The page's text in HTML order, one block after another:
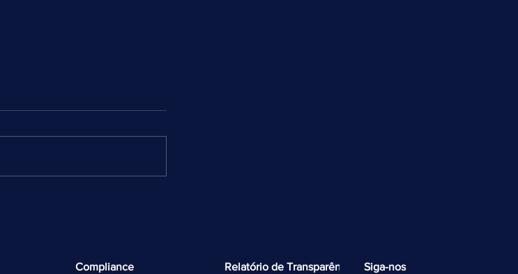
Compliance Relatório de Transparência e Equidade Salarial
Siga-nos